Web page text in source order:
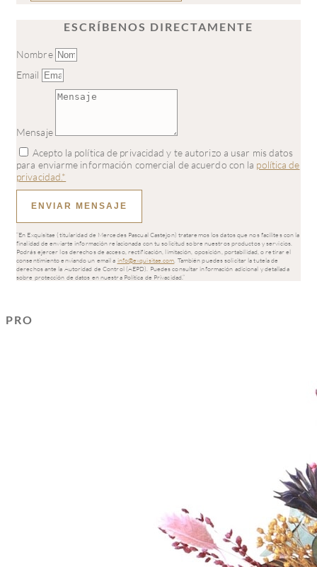
ESCRÍBENOS DIRECTAMENTE
Nombre
Email
Mensaje
Acepto la política de privacidad y te autorizo a usar mis datos
para enviarme información comercial de acuerdo con la política de
privacidad.*
ENVIAR MENSAJE
“En Exquisitae (titularidad de Mercedes Pascual Castejon) trataremos los datos que nos facilites con la
finalidad de enviarte información relacionada con tu solicitud sobre nuestros productos y servicios.
Podrás ejercer los derechos de acceso, rectificación, limitación, oposición, portabilidad, o retirar el
consentimiento enviando un email a info@exquisitae.com . También puedes solicitar la tutela de
derechos ante la Autoridad de Control (AEPD). Puedes consultar información adicional y detallada
sobre protección de datos en nuestra Política de Privacidad.”
PRODUCTOS RELACIONADOS